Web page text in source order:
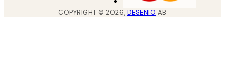
COPYRIGHT ©2026, DESENIO AB